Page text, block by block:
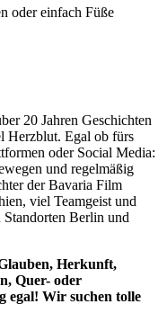
oder einfach Füße
20 Jahren Geschichten
Herzblut. Egal ob fürs
oder Social Media:
und regelmäßig
der Bavaria Film
viel Teamgeist und
Berlin und
Herkunft,
Quer- oder
egal! Wir suchen tolle